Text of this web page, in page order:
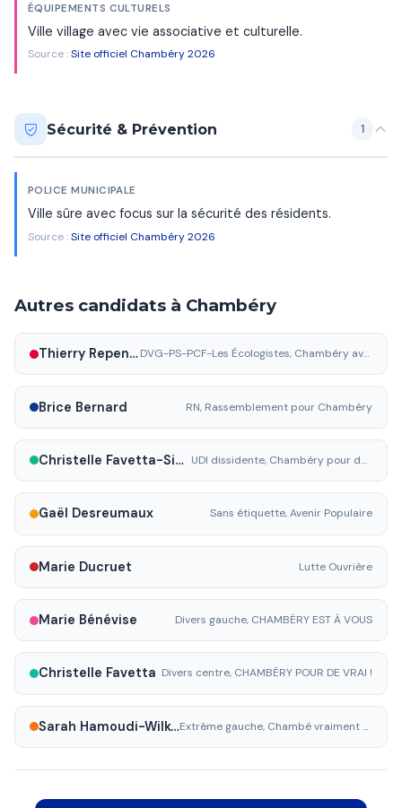
ÉQUIPEMENTS CULTURELS
Ville village avec vie associative et culturelle.
Source :Site officiel Chambéry 2026
Sécurité & Prévention 1
POLICE MUNICIPALE
Ville sûre avec focus sur la sécurité des résidents.
Source :Site officiel Chambéry 2026
Autres candidats à Chambéry
Thierry Repentin DVG-PS-PCF-Les Écologistes, Chambéry avance
Brice Bernard RN, Rassemblement pour Chambéry
Christelle Favetta-Sieyès UDI dissidente, Chambéry pour de vrai
Gaël Desreumaux Sans étiquette, Avenir Populaire
Marie Ducruet Lutte Ouvrière
Marie Bénévise Divers gauche, CHAMBÉRY EST À VOUS
Christelle Favetta Divers centre, CHAMBÉRY POUR DE VRAI !
Sarah Hamoudi-Wilkowsky Extrême gauche, Chambé vraiment à gauche !